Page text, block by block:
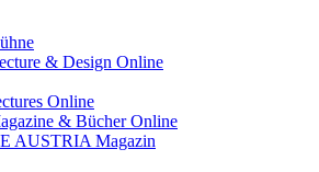
& Design Online
Online
& Bücher Online
AUSTRIA Magazin